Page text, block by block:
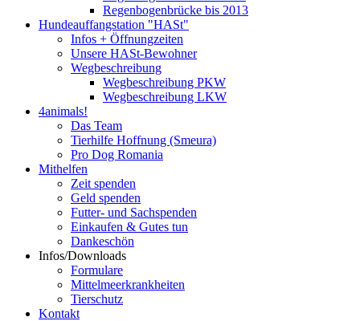
Regenbogenbrücke bis 2013
Hundeauffangstation "HASt"
Infos + Öffnungzeiten
Unsere HASt-Bewohner
Wegbeschreibung
Wegbeschreibung PKW
Wegbeschreibung LKW
4animals!
Das Team
Tierhilfe Hoffnung (Smeura)
Pro Dog Romania
Mithelfen
Zeit spenden
Geld spenden
Futter- und Sachspenden
Einkaufen & Gutes tun
Dankeschön
Infos/Downloads
Formulare
Mittelmeerkrankheiten
Tierschutz
Kontakt